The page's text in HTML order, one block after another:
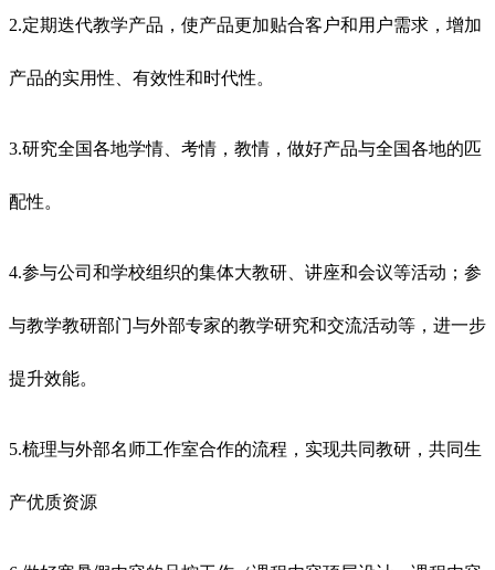
2.定期迭代教学产品，使产品更加贴合客户和用户需求，增加
产品的实用性、有效性和时代性。
3.研究全国各地学情、考情，教情，做好产品与全国各地的匹
配性。
4.参与公司和学校组织的集体大教研、讲座和会议等活动；参
与教学教研部门与外部专家的教学研究和交流活动等，进一步
提升效能。
5.梳理与外部名师工作室合作的流程，实现共同教研，共同生
产优质资源